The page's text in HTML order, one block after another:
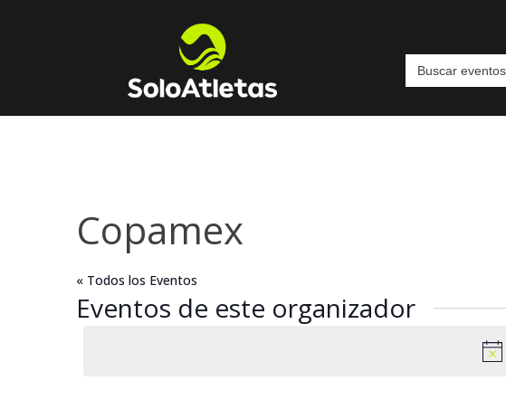
Buscar:
Copamex
« Todos los Eventos
Eventos de este organizador